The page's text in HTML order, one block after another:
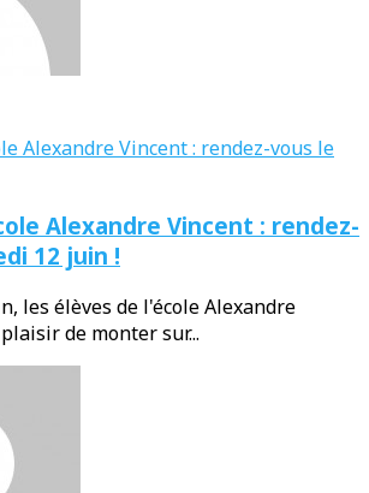
Alexandre Vincent : rendez-
12 juin !
les élèves de l'école Alexandre
de monter sur...